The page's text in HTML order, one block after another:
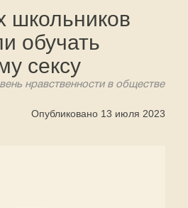
школьников
обучать
сексу
нравственности в обществе
Опубликовано 13 июля 2023